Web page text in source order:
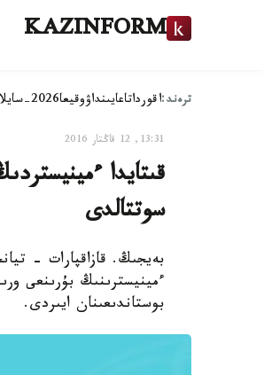
KAZINFORM
ترەند:اقورداتاعايىنداۋوقيعا2026-سايلاۋ
13:31, 12 قاڭتار 2016
سوتتالدى
بەيجىڭ. قازاقپارات -
بوستاندىعىنان ايىردى.